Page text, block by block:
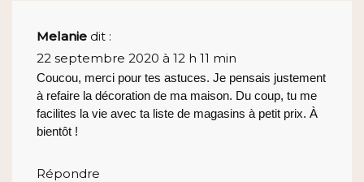
Melanie dit :
22 septembre 2020 à 12 h 11 min
Coucou, merci pour tes astuces. Je pensais justement
à refaire la décoration de ma maison. Du coup, tu me
facilites la vie avec ta liste de magasins à petit prix. À
bientôt !
Répondre